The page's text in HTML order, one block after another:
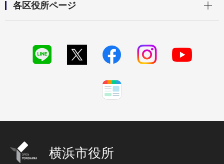
各区役所ページ
横浜市役所